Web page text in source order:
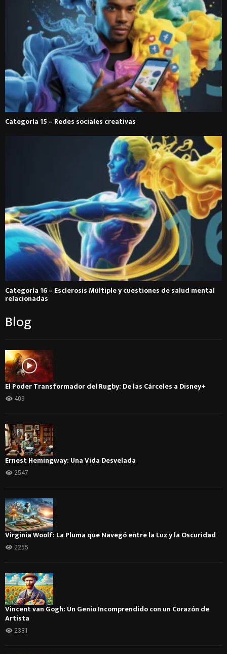
Categoría 15 – Redes sociales creativas
Categoría 16 – Esclerosis Múltiple y cuestiones de salud mental
relacionadas
Blog
El Poder Transformador del Rugby: De las Cárceles a Disney+
409
Ernest Hemingway: Una Vida Desvelada
2547
Virginia Woolf: La Pluma que Navegó entre la Luz y la Oscuridad
2255
Vincent van Gogh: Un Genio Incomprendido con un Corazón de
Artista
2331